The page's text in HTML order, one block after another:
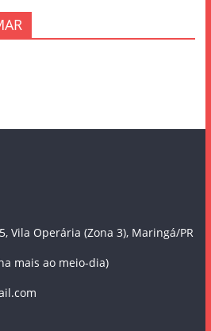
Vila Operária (Zona 3), Maringá/PR
mais ao meio-dia)